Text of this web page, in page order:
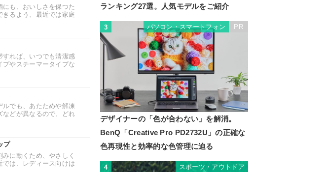
も、おいしさを保つた
るよう、最近では家庭
れば、いつでも清潔感
やスチーマータイプな
でも、あたためや解凍
などが異なるので、どれ
プ
に動くため、やさしく
は、レディース向けは
ランキング27選。人気モデルをご紹介
3 パソコン・スマートフォン PR
デザイナーの「色が合わない」を解消。
BenQ「Creative Pro PD2732U」の正確な
色再現性と効率的な色管理に迫る
4 スポーツ・アウトドア